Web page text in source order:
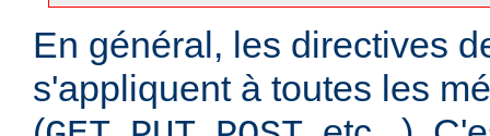
En général, les directives
s'appliquent à toutes les